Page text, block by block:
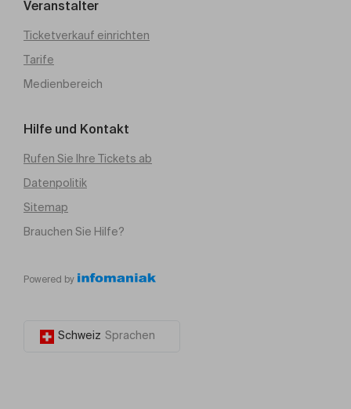
Veranstalter
Ticketverkauf einrichten
Tarife
Medienbereich
Hilfe und Kontakt
Rufen Sie Ihre Tickets ab
Datenpolitik
Sitemap
Brauchen Sie Hilfe?
Powered by
Schweiz Sprachen